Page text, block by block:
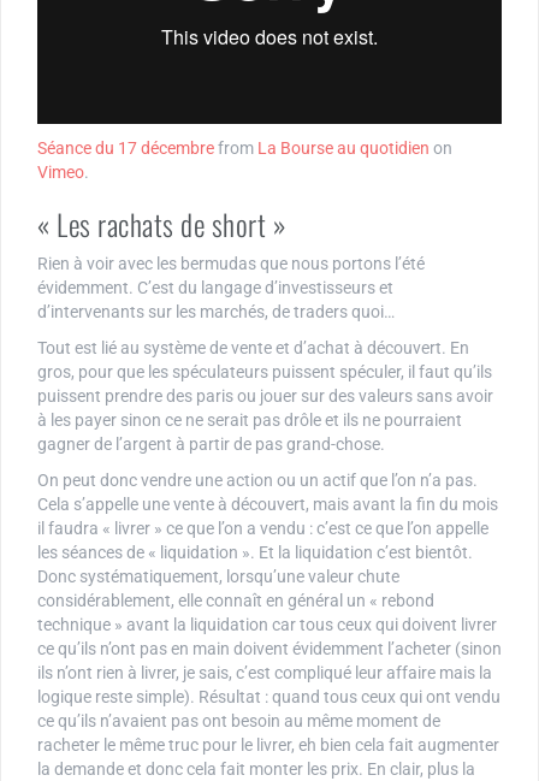
Séance du 17 décembrefrom La Bourse au quotidien on
Vimeo.
« Les rachats de short »
Rien à voir avec les bermudas que nous portons l’été
évidemment. C’est du langage d’investisseurs et
d’intervenants sur les marchés, de traders quoi…
Tout est lié au système de vente et d’achat à découvert. En
gros, pour que les spéculateurs puissent spéculer, il faut qu’ils
puissent prendre des paris ou jouer sur des valeurs sans avoir
à les payer sinon ce ne serait pas drôle et ils ne pourraient
gagner de l’argent à partir de pas grand-chose.
On peut donc vendre une action ou un actif que l’on n’a pas.
Cela s’appelle une vente à découvert, mais avant la fin du mois
il faudra « livrer » ce que l’on a vendu : c’est ce que l’on appelle
les séances de « liquidation ». Et la liquidation c’est bientôt.
Donc systématiquement, lorsqu’une valeur chute
considérablement, elle connaît en général un « rebond
technique » avant la liquidation car tous ceux qui doivent livrer
ce qu’ils n’ont pas en main doivent évidemment l’acheter (sinon
ils n’ont rien à livrer, je sais, c’est compliqué leur affaire mais la
logique reste simple). Résultat : quand tous ceux qui ont vendu
ce qu’ils n’avaient pas ont besoin au même moment de
racheter le même truc pour le livrer, eh bien cela fait augmenter
la demande et donc cela fait monter les prix. En clair, plus la